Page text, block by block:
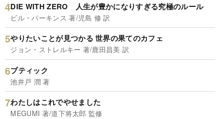
DIE WITH ZERO 人生が豊かになりすぎる究極のルール
ビル・パーキンス 著/児島 修 訳
やりたいことが見つかる 世界の果てのカフェ
ジョン・ストレルキー 著/鹿田昌美 訳
ブティック
池井戸 潤 著
わたしはこれでやせました
MEGUMI 著/道下将太郎 監修